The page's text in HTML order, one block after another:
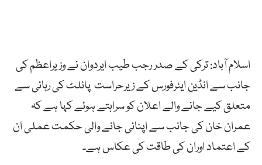
اسلام آباد: ترکی کے صدر رجب طیب ایردوان نے وزیراعظم کی
جانب سے انڈین ایئرفورس کے زیرحراست پائلٹ کی رہائی سے
متعلق کیے جانے والے اعلان کو سراہتے ہوئے کہا ہے کہ
عمران خان کی جانب سے اپنائی جانے والی حکمت عملی ان
کے اعتماد اوران کی طاقت کی عکاس ہے۔